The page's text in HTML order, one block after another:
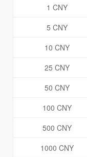
1 CNY
5 CNY
10 CNY
25 CNY
50 CNY
100 CNY
500 CNY
1000 CNY